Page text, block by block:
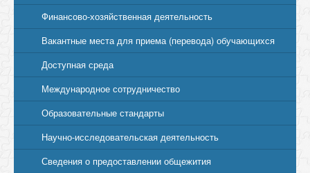
Финансово-хозяйственная деятельность
Вакантные места для приема (перевода) обучающихся
Доступная среда
Международное сотрудничество
Образовательные стандарты
Научно-исследовательская деятельность
Сведения о предоставлении общежития